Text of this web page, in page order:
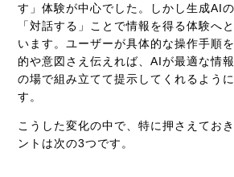
す」体験が中心でした。しかし生成AI
「対話する」ことで情報を得る体験へ
います。ユーザーが具体的な操作手順
的や意図さえ伝えれば、AIが最適な情
の場で組み立てて提示してくれるよう
す。
こうした変化の中で、特に押さえてお
ントは次の3つです。